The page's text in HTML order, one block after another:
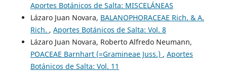
Aportes Botánicos de Salta: MISCELÁNEAS
Lázaro Juan Novara, BALANOPHORACEAE Rich. & A.
Rich. , Aportes Botánicos de Salta: Vol. 8
Lázaro Juan Novara, Roberto Alfredo Neumann,
POACEAE Barnhart (=Gramineae Juss.) , Aportes
Botánicos de Salta: Vol. 11